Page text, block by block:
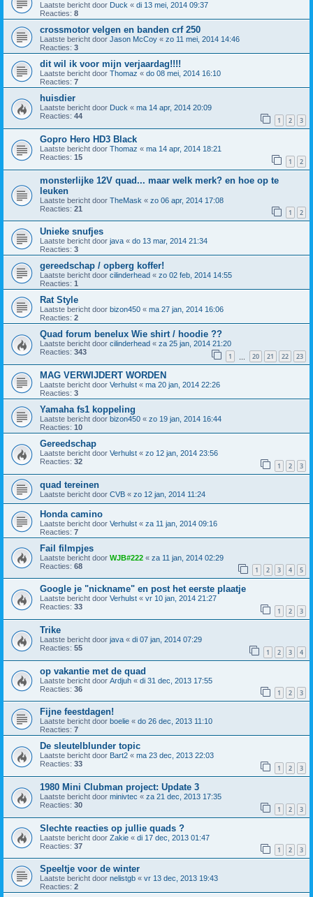
Laatste bericht door Duck « di 13 mei, 2014 09:37
Reacties: 8
crossmotor velgen en banden crf 250
Laatste bericht door Jason McCoy « zo 11 mei, 2014 14:46
Reacties: 3
dit wil ik voor mijn verjaardag!!!!
Laatste bericht door Thomaz « do 08 mei, 2014 16:10
Reacties: 7
huisdier
Laatste bericht door Duck « ma 14 apr, 2014 20:09
Reacties: 44 1 2 3
Gopro Hero HD3 Black
Laatste bericht door Thomaz « ma 14 apr, 2014 18:21
Reacties: 15 1 2
monsterlijke 12V quad... maar welk merk? en hoe op te
leuken
Laatste bericht door TheMask « zo 06 apr, 2014 17:08
Reacties: 21 1 2
Unieke snufjes
Laatste bericht door java « do 13 mar, 2014 21:34
Reacties: 3
gereedschap / opberg koffer!
Laatste bericht door cilinderhead « zo 02 feb, 2014 14:55
Reacties: 1
Rat Style
Laatste bericht door bizon450 « ma 27 jan, 2014 16:06
Reacties: 2
Quad forum benelux Wie shirt / hoodie ??
Laatste bericht door cilinderhead « za 25 jan, 2014 21:20
Reacties: 343 1 20 21 22 23
MAG VERWIJDERT WORDEN
Laatste bericht door Verhulst « ma 20 jan, 2014 22:26
Reacties: 3
Yamaha fs1 koppeling
Laatste bericht door bizon450 « zo 19 jan, 2014 16:44
Reacties: 10
Gereedschap
Laatste bericht door Verhulst « zo 12 jan, 2014 23:56
Reacties: 32 1 2 3
quad tereinen
Laatste bericht door CVB « zo 12 jan, 2014 11:24
Honda camino
Laatste bericht door Verhulst « za 11 jan, 2014 09:16
Reacties: 7
Fail filmpjes
Laatste bericht door WJB#222 « za 11 jan, 2014 02:29
Reacties: 68 1 2 3 4 5
Google je "nickname" en post het eerste plaatje
Laatste bericht door Verhulst « vr 10 jan, 2014 21:27
Reacties: 33 1 2 3
Trike
Laatste bericht door java « di 07 jan, 2014 07:29
Reacties: 55 1 2 3 4
op vakantie met de quad
Laatste bericht door Ardjuh « di 31 dec, 2013 17:55
Reacties: 36 1 2 3
Fijne feestdagen!
Laatste bericht door boelie « do 26 dec, 2013 11:10
Reacties: 7
De sleutelblunder topic
Laatste bericht door Bart2 « ma 23 dec, 2013 22:03
Reacties: 33 1 2 3
1980 Mini Clubman project: Update 3
Laatste bericht door minivtec « za 21 dec, 2013 17:35
Reacties: 30 1 2 3
Slechte reacties op jullie quads ?
Laatste bericht door Zakie « di 17 dec, 2013 01:47
Reacties: 37 1 2 3
Speeltje voor de winter
Laatste bericht door nelistgb « vr 13 dec, 2013 19:43
Reacties: 2